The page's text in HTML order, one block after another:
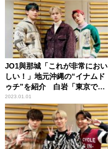
JO1與那城「これが非常におい
しい！」地元沖縄の“イナムド
ゥチ”を紹介 白岩「東京でい
う、お雑煮なのかな」
2023.01.01